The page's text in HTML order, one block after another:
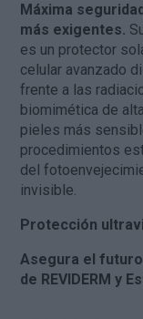
Máxima
más exigentes.
es un protector
celular avanzado
frente a las
biomimética de
pieles más
procedimientos
del
invisible.
Protección
Asegura el
de REVIDERM y